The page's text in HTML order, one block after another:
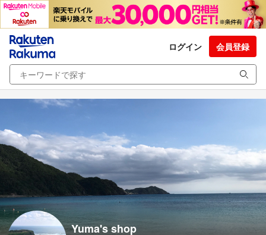
ログイン 会員登録
Yuma's shop